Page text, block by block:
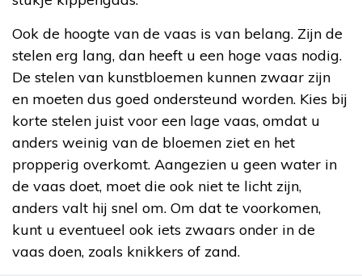
Ook de hoogte van de vaas is van belang. Zijn de
stelen erg lang, dan heeft u een hoge vaas nodig.
De stelen van kunstbloemen kunnen zwaar zijn
en moeten dus goed ondersteund worden. Kies bij
korte stelen juist voor een lage vaas, omdat u
anders weinig van de bloemen ziet en het
propperig overkomt. Aangezien u geen water in
de vaas doet, moet die ook niet te licht zijn,
anders valt hij snel om. Om dat te voorkomen,
kunt u eventueel ook iets zwaars onder in de
vaas doen, zoals knikkers of zand.